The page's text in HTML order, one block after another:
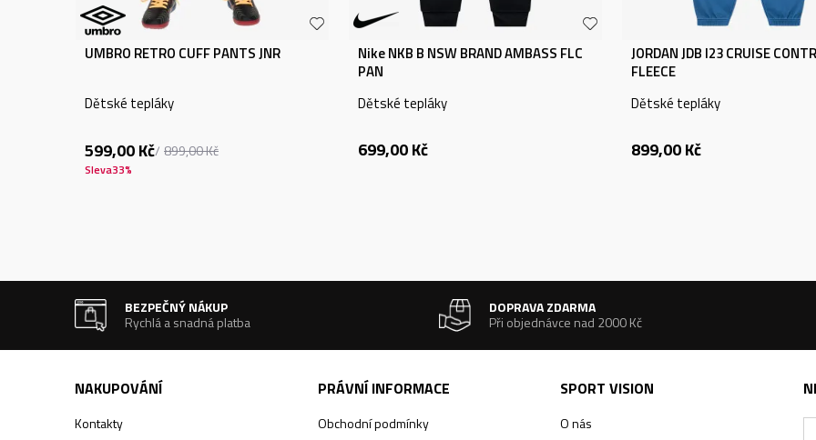
UMBRO RETRO CUFF PANTS JNR
Dětské tepláky
599,00Kč 899,00Kč
Sleva33%
Nike NKB B NSW BRAND AMBASS FLC
PAN
Dětské tepláky
699,00Kč
JORDAN JDB I23 CRUISE
FLEECE
Dětské tepláky
899,00Kč
BEZPEČNÝ NÁKUP
Rychlá a snadná platba
DOPRAVA ZDARMA
Při objednávce nad 2000 Kč
NAKUPOVÁNÍ
Kontakty
PRÁVNÍ INFORMACE
Obchodní podmínky
SPORT VISION
O nás